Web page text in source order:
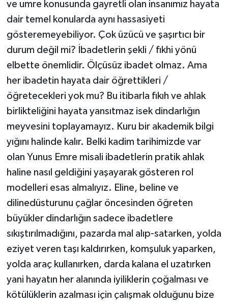
ve umre konusunda gayretli olan insanımız hayata
dair temel konularda aynı hassasiyeti
gösteremeyebiliyor. Çok üzücü ve şaşırtıcı bir
durum değil mi? İbadetlerin şekli / fıkhi yönü
elbette önemlidir. Ölçüsüz ibadet olmaz. Ama
her ibadetin hayata dair öğrettikleri /
öğretecekleri yok mu? Bu itibarla fıkıh ve ahlak
birlikteliğini hayata yansıtmaz isek dindarlığın
meyvesini toplayamayız. Kuru bir akademik bilgi
yığını halinde kalır. Belki kadim tarihimizde var
olan Yunus Emre misali ibadetlerin pratik ahlak
haline nasıl geldiğini yaşayarak gösteren rol
modelleri esas almalıyız. Eline, beline ve
dilinedüsturunu çağlar öncesinden öğreten
büyükler dindarlığın sadece ibadetlere
sıkıştırılmadığını, pazarda mal alıp-satarken, yolda
eziyet veren taşı kaldırırken, komşuluk yaparken,
yolda araç kullanırken, darda kalana el uzatırken
yani hayatın her alanında iyiliklerin çoğalması ve
kötülüklerin azalması için çalışmak olduğunu bize
Kocaeli Müftülüğü
Kütahya Müftülüğü
Malatya Müftülüğü
Manisa Müftülüğü
Mardin Müftülüğü
Mersin Müftülüğü
Muğla Müftülüğü
Muş Müftülüğü
Nevşehir Müftülüğü
Niğde Müftülüğü